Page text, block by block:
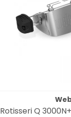
Rotisseri Q